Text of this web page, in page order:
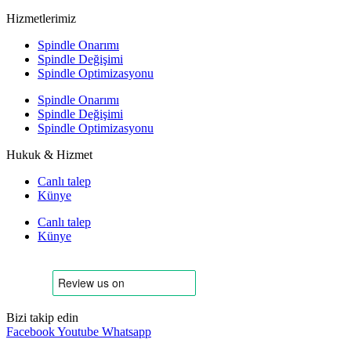
Hizmetlerimiz
Spindle Onarımı
Spindle Değişimi
Spindle Optimizasyonu
Spindle Onarımı
Spindle Değişimi
Spindle Optimizasyonu
Hukuk & Hizmet
Canlı talep
Künye
Canlı talep
Künye
Bizi takip edin
FacebookYoutube Whatsapp